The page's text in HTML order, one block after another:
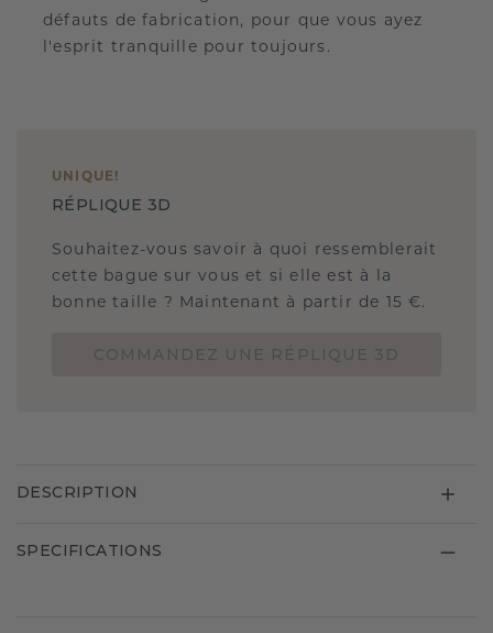
défauts de fabrication, pour que vous ayez
l'esprit tranquille pour toujours.
UNIQUE !
RÉPLIQUE 3D
Souhaitez-vous savoir à quoi ressemblerait
cette bague sur vous et si elle est à la
bonne taille ? Maintenant à partir de 15 €.
DESCRIPTION
SPECIFICATIONS